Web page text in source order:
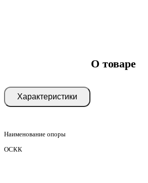
О товаре
Характеристики
Наименование опоры
ОСКК